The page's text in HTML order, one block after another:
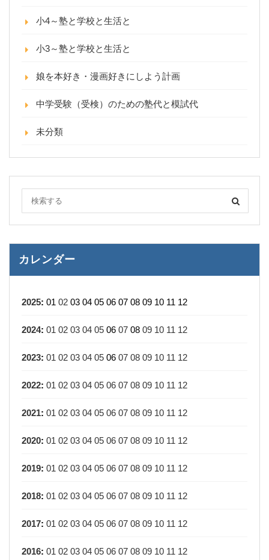
小4～塾と学校と生活と
小3～塾と学校と生活と
娘を本好き・漫画好きにしよう計画
中学受験（受検）のための塾代と模試代
未分類
カレンダー
2025: 01 02 03 04 05 06 07 08 09 10 11 12
2024: 01 02 03 04 05 06 07 08 09 10 11 12
2023: 01 02 03 04 05 06 07 08 09 10 11 12
2022: 01 02 03 04 05 06 07 08 09 10 11 12
2021: 01 02 03 04 05 06 07 08 09 10 11 12
2020: 01 02 03 04 05 06 07 08 09 10 11 12
2019: 01 02 03 04 05 06 07 08 09 10 11 12
2018: 01 02 03 04 05 06 07 08 09 10 11 12
2017: 01 02 03 04 05 06 07 08 09 10 11 12
2016: 01 02 03 04 05 06 07 08 09 10 11 12